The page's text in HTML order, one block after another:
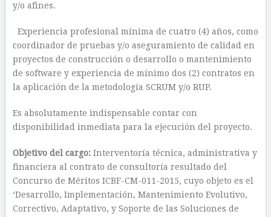
y/o afines.
Experiencia profesional mínima de cuatro (4) años, como
coordinador de pruebas y/o aseguramiento de calidad en
proyectos de construcción o desarrollo o mantenimiento
de software y experiencia de mínimo dos (2) contratos en
la aplicación de la metodología SCRUM y/o RUP.
Es absolutamente indispensable contar con
disponibilidad inmediata para la ejecución del proyecto.
Objetivo del cargo:Interventoría técnica, administrativa y
financiera al contrato de consultoría resultado del
Concurso de Méritos ICBF-CM-011-2015, cuyo objeto es el
‘Desarrollo, Implementación, Mantenimiento Evolutivo,
Correctivo, Adaptativo, y Soporte de las Soluciones de